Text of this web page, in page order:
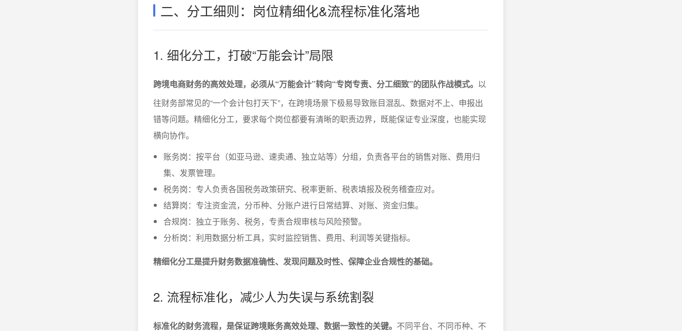
二、分工细则：岗位精细化&流程标准化落地
1. 细化分工，打破“万能会计”局限
跨境电商财务的高效处理，必须从“万能会计”转向“专岗专责、分工细致”的团队作战模式。 以
往财务部常见的“一个会计包打天下”，在跨境场景下极易导致账目混乱、数据对不上、申报出
错等问题。精细化分工，要求每个岗位都要有清晰的职责边界，既能保证专业深度，也能实现
横向协作。
账务岗：按平台（如亚马逊、速卖通、独立站等）分组，负责各平台的销售对账、费用归
集、发票管理。
税务岗：专人负责各国税务政策研究、税率更新、税表填报及税务稽查应对。
结算岗：专注资金流，分币种、分账户进行日常结算、对账、资金归集。
合规岗：独立于账务、税务，专责合规审核与风险预警。
分析岗：利用数据分析工具，实时监控销售、费用、利润等关键指标。
精细化分工是提升财务数据准确性、发现问题及时性、保障企业合规性的基础。
2. 流程标准化，减少人为失误与系统割裂
标准化的财务流程，是保证跨境账务高效处理、数据一致性的关键。 不同平台、不同币种、不